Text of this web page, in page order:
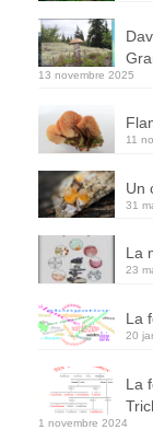
13 novembre 2025
11
Un
31
La
23
La
20
La
1 novembre 2024